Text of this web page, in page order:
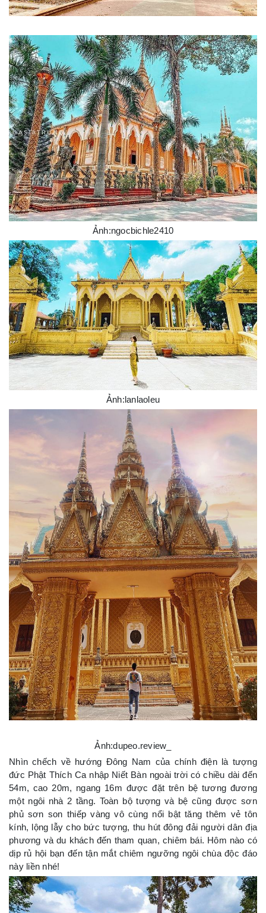
Ảnh:ngocbichle2410
Ảnh:lanlaoleu
Ảnh:dupeo.review_
Nhìn chếch về hướng Đông Nam của chính điện là tượng
đức Phật Thích Ca nhập Niết Bàn ngoài trời có chiều dài đến
54m, cao 20m, ngang 16m được đặt trên bệ tương đương
một ngôi nhà 2 tầng. Toàn bộ tượng và bệ cũng được sơn
phủ sơn son thiếp vàng vô cùng nổi bật tăng thêm vẻ tôn
kính, lộng lẫy cho bức tượng, thu hút đông đải người dân địa
phương và du khách đến tham quan, chiêm bái. Hôm nào có
dịp rủ hội bạn đến tận mắt chiêm ngưỡng ngôi chùa độc đáo
này liền nhé!